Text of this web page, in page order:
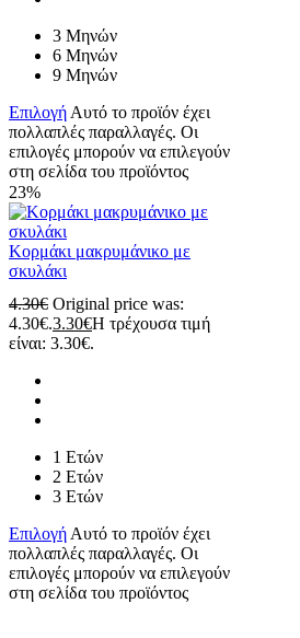
3 Μηνών
6 Μηνών
9 Μηνών
ΕπιλογήΑυτό το προϊόν έχει
πολλαπλές παραλλαγές. Οι
επιλογές μπορούν να επιλεγούν
στη σελίδα του προϊόντος
23%
Κορμάκι μακρυμάνικο με
σκυλάκι
4.30€ Original price was:
4.30€.3.30€Η τρέχουσα τιμή
είναι: 3.30€.
1 Ετών
2 Ετών
3 Ετών
Επιλογή Αυτό το προϊόν έχει
πολλαπλές παραλλαγές. Οι
επιλογές μπορούν να επιλεγούν
στη σελίδα του προϊόντος